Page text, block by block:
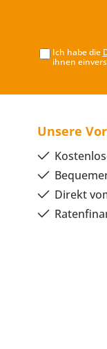
Ich habe die
ihnen
Unsere
Direkt